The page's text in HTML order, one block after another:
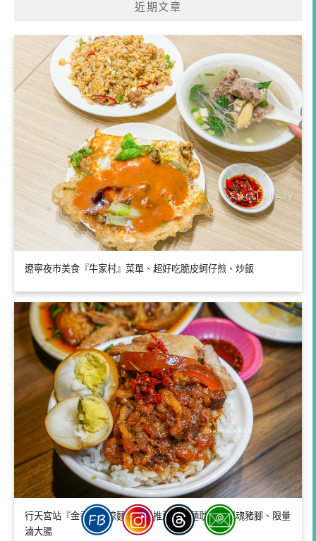
近期文章
遼寧夜市美食『牛家村』菜單、超好吃脆皮蚵仔煎、炒飯
行天宮站『金香豬腳涼麵』鄉民推薦被涼麵耽誤的銷魂豬腳、限量
滷大腸